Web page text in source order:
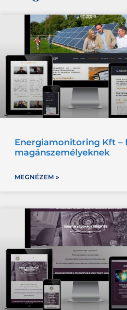
Energiamonitoring Kft –
magánszemélyeknek
MEGNÉZEM »